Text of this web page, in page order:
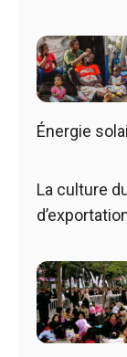
Énergie
La culture